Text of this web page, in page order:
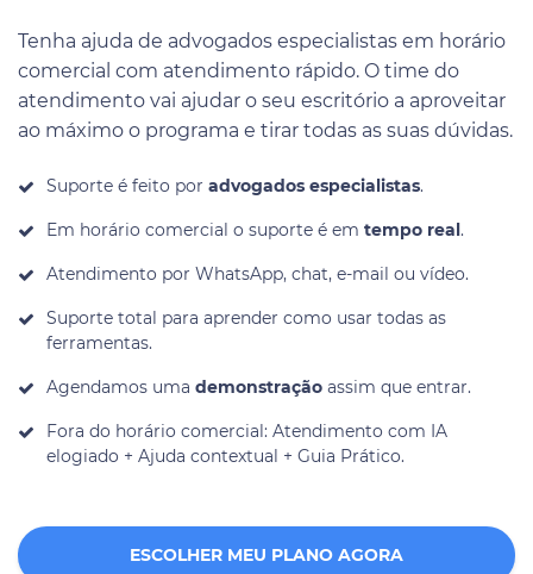
Tenha ajuda de advogados especialistas em horário
comercial com atendimento rápido. O time do
atendimento vai ajudar o seu escritório a aproveitar
ao máximo o programa e tirar todas as suas dúvidas.
Suporte é feito por advogados especialistas.
Em horário comercial o suporte é em tempo real.
Atendimento por WhatsApp, chat, e-mail ou vídeo.
Suporte total para aprender como usar todas as
ferramentas.
Agendamos uma demonstração assim que entrar.
Fora do horário comercial: Atendimento com IA
elogiado + Ajuda contextual + Guia Prático.
ESCOLHER MEU PLANO AGORA